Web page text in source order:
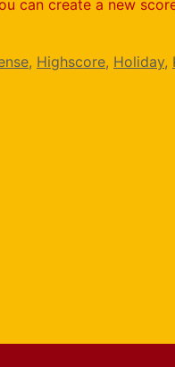
can create a new
, Highscore, Holiday,